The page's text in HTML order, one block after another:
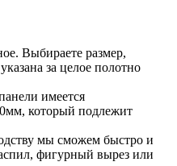
Выбираете размер,
за целое полотно
имеется
который подлежит
мы сможем быстро и
фигурный вырез или